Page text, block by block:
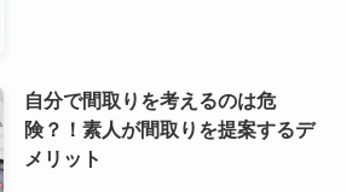
自分で間取りを考えるのは危
険？！素人が間取りを提案するデ
メリット